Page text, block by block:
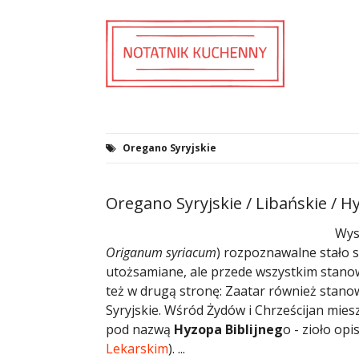
Oregano Syryjskie
Oregano Syryjskie / Libańskie /
Origanum syriacum) rozpoznawalne stało
utożsamiane, ale przede wszystkim
też w drugą stronę: Zaatar również
Syryjskie. Wśród Żydów i Chrześcijan
pod nazwą Hyzopa Biblijnego - zioło
Lekarskim). ...